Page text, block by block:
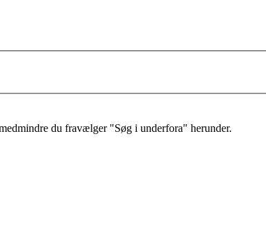
du fravælger "Søg i underfora" herunder.